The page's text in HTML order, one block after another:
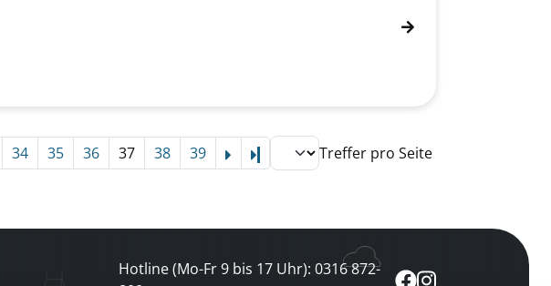
34 35 36 37 38 39 Letzte SeiteTreffer pro Seite
Hotline (Mo-Fr 9 bis 17 Uhr): 0316 872-